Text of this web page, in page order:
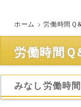
ホーム >労働時間Ｑ
労働時間Ｑ
みなし労働時